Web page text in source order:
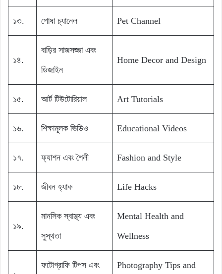
১৩. পোষা চ্যানেল Pet Channel
১৪.
বাড়ির সাজসজ্জা এবং
ডিজাইন
Home Decor and Design
১৫. আর্ট টিউটোরিয়াল Art Tutorials
১৬. শিক্ষামূলক ভিডিও Educational Videos
১৭. ফ্যাশন এবং শৈলী Fashion and Style
১৮. জীবন হ্যাক Life Hacks
১৯.
মানসিক স্বাস্থ্য এবং
সুস্থতা
Mental Health and
Wellness
ফটোগ্রাফি টিপস এবং
Photography Tips and